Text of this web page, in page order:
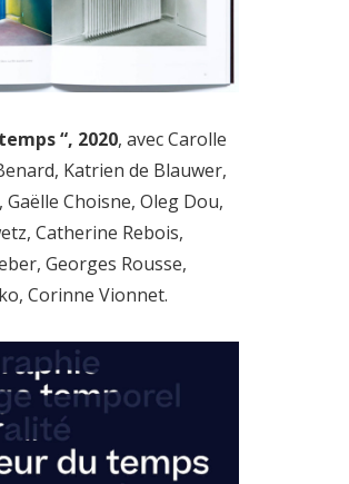
“, 2020, avec Carolle
Katrien de Blauwer,
Choisne, Oleg Dou,
Catherine Rebois,
Georges Rousse,
Corinne Vionnet.